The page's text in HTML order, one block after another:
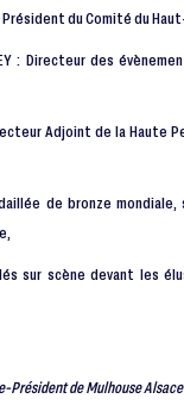
Président du Comité du
: Directeur des
Adjoint de la Haute
de bronze
sur scène devant les
Président de Mulhouse